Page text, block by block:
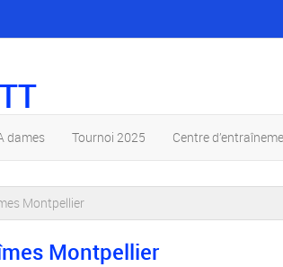
dames Tournoi 2025 Centre
Montpellier
Montpellier